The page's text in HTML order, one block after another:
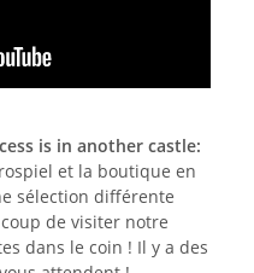
is in another castle:
et la boutique en
sélection différente
de visiter notre
dans le coin ! Il y a des